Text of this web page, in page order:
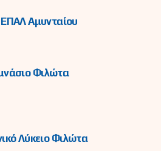
Αμυνταίου
Φιλώτα
Λύκειο Φιλώτα